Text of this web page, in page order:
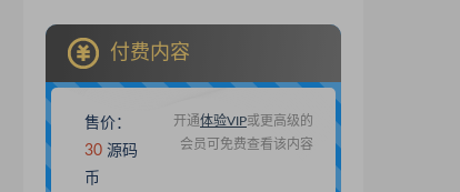
付费内容
售价：
30 源码
币
开通体验VIP或更高级的
会员可免费查看该内容